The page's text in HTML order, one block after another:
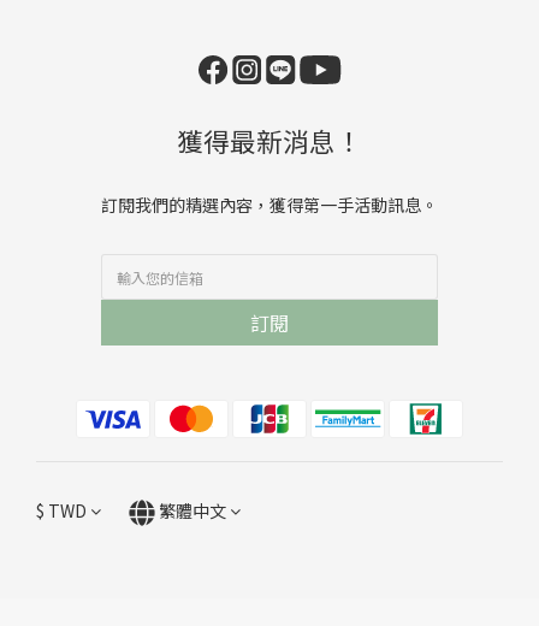
獲得最新消息！
訂閱我們的精選內容，獲得第一手活動訊息。
訂閱
$ TWD 繁體中文